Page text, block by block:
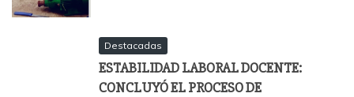
Destacadas
ESTABILIDAD LABORAL DOCENTE:
CONCLUYÓ EL PROCESO DE